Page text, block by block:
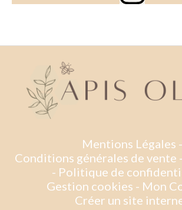
Mentions Légales
Conditions générales de vente
Politique de
Gestion cookies
Mon
Créer un site